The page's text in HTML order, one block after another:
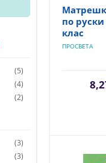
(5)
(4)
(2)
(3)
(3)
по руски
клас
ПРОСВЕТА